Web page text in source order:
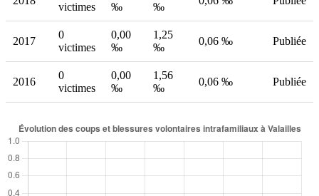
victimes ‰ ‰
2017
0
victimes
0,00
‰
1,25
‰
0,06 ‰ Publiée
2016
0
victimes
0,00
‰
1,56
‰
0,06 ‰ Publiée